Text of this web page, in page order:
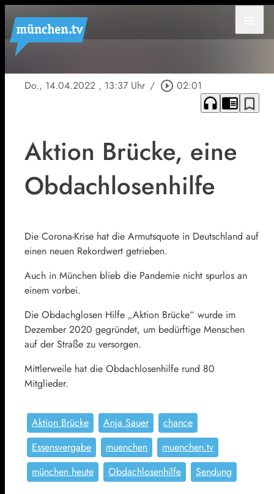
Do., 14.04.2022 , 13:37 Uhr / play_circle_outline 02:01
headphones chrome_reader_mode bookmark_border
Aktion Brücke, eine
Obdachlosenhilfe
Die Corona-Krise hat die Armutsquote in Deutschland auf
einen neuen Rekordwert getrieben.
Auch in München blieb die Pandemie nicht spurlos an
einem vorbei.
Die Obdachglosen Hilfe „Aktion Brücke“ wurde im
Dezember 2020 gegründet, um bedürftige Menschen
auf der Straße zu versorgen.
Mittlerweile hat die Obdachlosenhilfe rund 80
Mitglieder.
Aktion Brücke Anja Sauer
chance
Essensvergabe
muenchen
muenchen.tv
münchen heute
Obdachlosenhilfe Sendung